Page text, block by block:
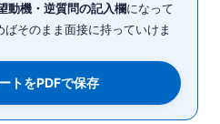
動機・逆質問の記入欄になって
そのまま面接に持っていけま
トをPDFで保存